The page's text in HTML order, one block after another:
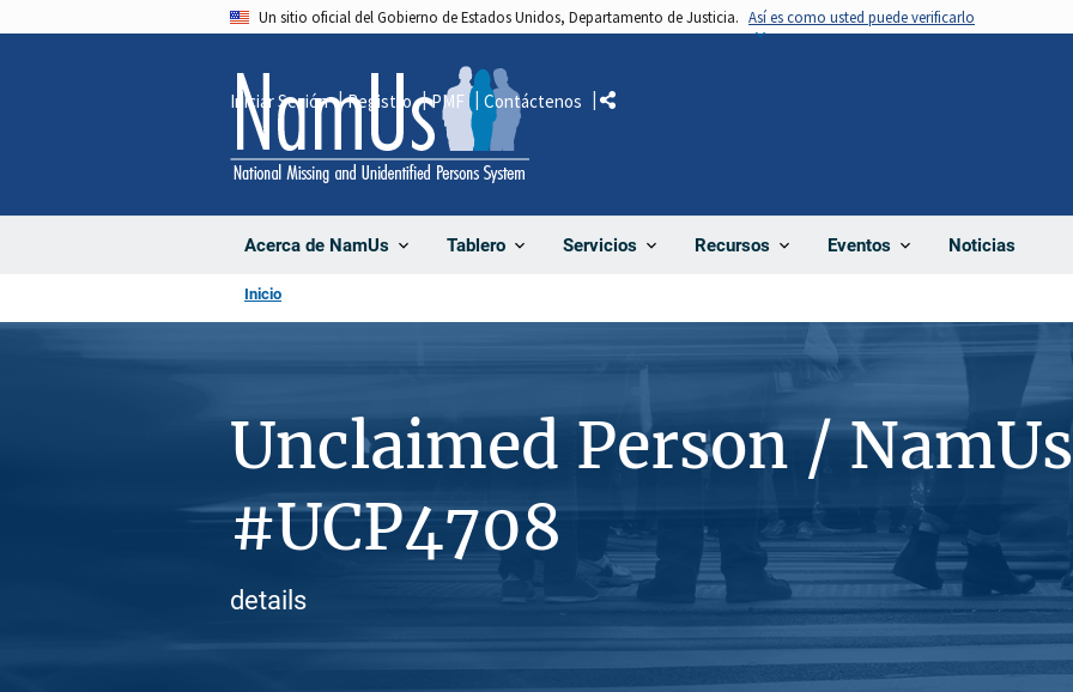
Un sitio oficial del Gobierno de Estados Unidos, Departamento de Justicia. Así es como usted puede verificarlo
Acerca de NamUs Tablero Servicios Recursos Eventos Noticias
Iniciar Sesión Registro PMF Contáctenos Comparte
Inicio
Unclaimed Person / NamUs
#UCP4708
details